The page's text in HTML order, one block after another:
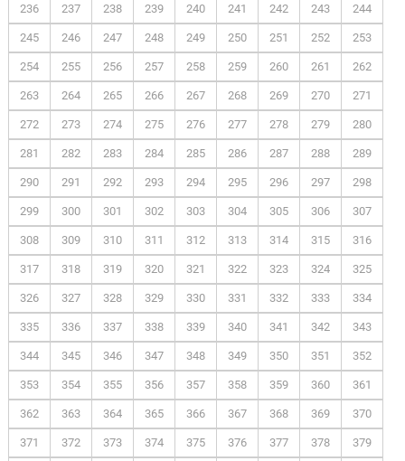
236 237 238 239 240 241 242 243 244
245 246 247 248 249 250 251 252 253
254 255 256 257 258 259 260 261 262
263 264 265 266 267 268 269 270 271
272 273 274 275 276 277 278 279 280
281 282 283 284 285 286 287 288 289
290 291 292 293 294 295 296 297 298
299 300 301 302 303 304 305 306 307
308 309 310 311 312 313 314 315 316
317 318 319 320 321 322 323 324 325
326 327 328 329 330 331 332 333 334
335 336 337 338 339 340 341 342 343
344 345 346 347 348 349 350 351 352
353 354 355 356 357 358 359 360 361
362 363 364 365 366 367 368 369 370
371 372 373 374 375 376 377 378 379